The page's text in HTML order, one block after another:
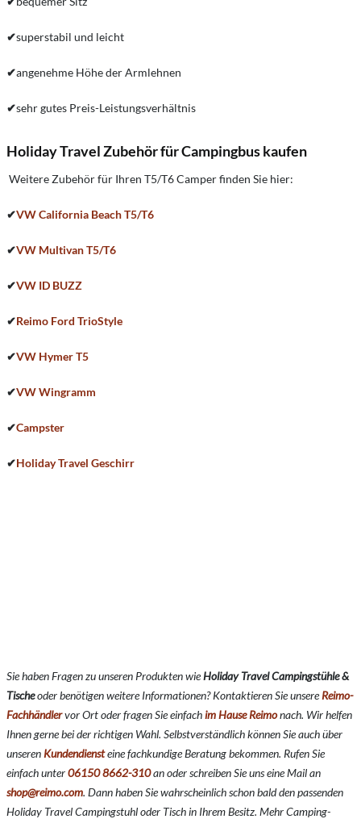
✔superstabil und leicht
✔angenehme Höhe der Armlehnen
✔sehr gutes Preis-Leistungsverhältnis
Holiday Travel Zubehör für Campingbus kaufen
Weitere Zubehör für Ihren T5/T6 Camper finden Sie hier:
✔VW California Beach T5/T6
✔VW Multivan T5/T6
✔VW ID BUZZ
✔Reimo Ford TrioStyle
✔VW Hymer T5
✔VW Wingramm
✔Campster
✔Holiday Travel Geschirr
Sie haben Fragen zu unseren Produkten wieHoliday Travel Campingstühle &
Tischeoder benötigen weitere Informationen? Kontaktieren Sie unsereReimo-
Fachhändlervor Ort oder fragen Sie einfachim Hause Reimonach. Wir helfen
Ihnen gerne bei der richtigen Wahl. Selbstverständlich können Sie auch über
unseren Kundendiensteine fachkundige Beratung bekommen. Rufen Sie
einfach unter06150 8662-310an oder schreiben Sie uns eine Mail an
shop@reimo.com. Dann haben Sie wahrscheinlich schon bald den passenden
Holiday Travel Campingstuhl oder Tisch in Ihrem Besitz. Mehr Camping-